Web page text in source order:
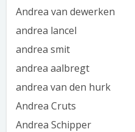
Andrea van dewerken
andrea lancel
andrea smit
andrea aalbregt
andrea van den hurk
Andrea Cruts
Andrea Schipper